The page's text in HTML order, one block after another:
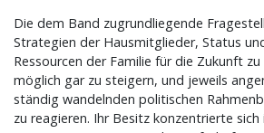
Die dem Band zugrundliegende
Strategien der Hausmitglieder, Status
Ressourcen der Familie für die Zukunft zu
möglich gar zu steigern, und jeweils
ständig wandelnden politischen
zu reagieren. Ihr Besitz konzentrierte